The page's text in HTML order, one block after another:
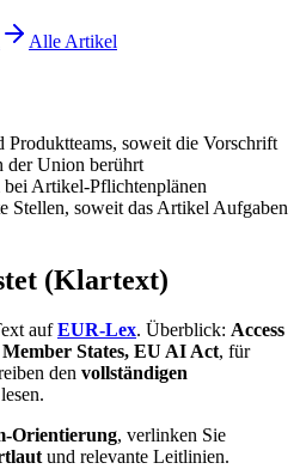
Alle Artikel
Produktteams, soweit die Vorschrift
der Union berührt
Artikel-Pflichtenplänen
Stellen, soweit das Artikel Aufgaben
(Klartext)
aufEUR-Lex. Überblick: Access
States, EU AI Act, für
den vollständigen
Orientierung, verlinken Sie
und relevante Leitlinien.